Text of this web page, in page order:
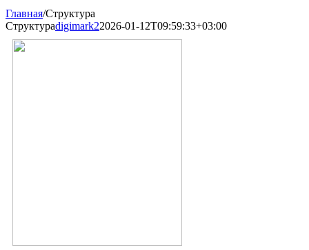
Главная/Структура
Структураdigimark22026-01-12T09:59:33+03:00